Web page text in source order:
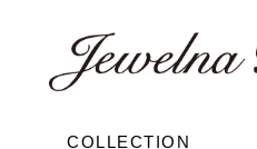
COLLECTION